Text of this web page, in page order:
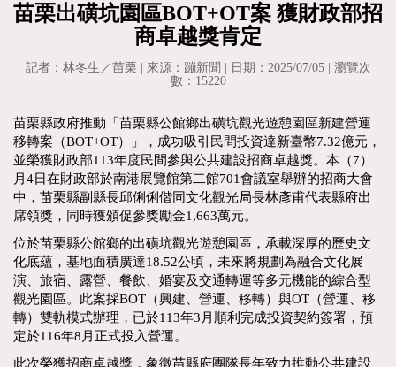
苗栗出磺坑園區BOT+OT案 獲財政部招
商卓越獎肯定
記者：林冬生／苗栗 | 來源：蹦新聞 | 日期：2025/07/05 | 瀏覽次
數：15220
苗栗縣政府推動「苗栗縣公館鄉出磺坑觀光遊憩園區新建營運
移轉案（BOT+OT）」，成功吸引民間投資達新臺幣7.32億元，
並榮獲財政部113年度民間參與公共建設招商卓越獎。本（7）
月4日在財政部於南港展覽館第二館701會議室舉辦的招商大會
中，苗栗縣副縣長邱俐俐偕同文化觀光局長林彥甫代表縣府出
席領獎，同時獲頒促參獎勵金1,663萬元。
位於苗栗縣公館鄉的出磺坑觀光遊憩園區，承載深厚的歷史文
化底蘊，基地面積廣達18.52公頃，未來將規劃為融合文化展
演、旅宿、露營、餐飲、婚宴及交通轉運等多元機能的綜合型
觀光園區。此案採BOT（興建、營運、移轉）與OT（營運、移
轉）雙軌模式辦理，已於113年3月順利完成投資契約簽署，預
定於116年8月正式投入營運。
此次榮獲招商卓越獎，象徵苗縣府團隊長年致力推動公共建設